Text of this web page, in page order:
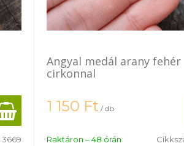
3669
Angyal medál arany fehér
cirkonnal
1 150 Ft / db
Raktáron – 48 órán